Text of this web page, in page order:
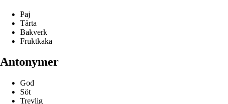
Paj
Tårta
Bakverk
Fruktkaka
Antonymer
God
Söt
Trevlig